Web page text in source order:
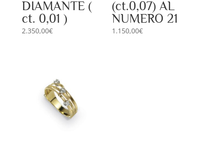
DIAMANTE (
ct. 0,01 )
2.350,00€
(ct.0,07) AL
NUMERO 21
1.150,00€